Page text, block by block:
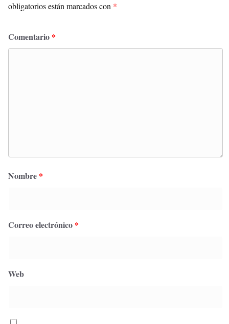
obligatorios están marcados con *
Comentario *
Nombre *
Correo electrónico *
Web